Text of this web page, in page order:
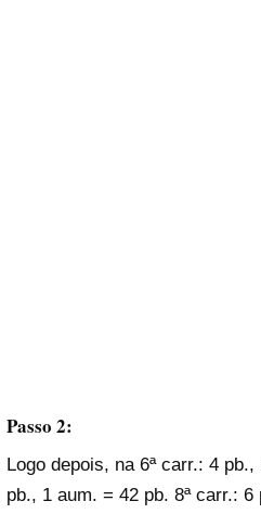
Passo 2:
Logo depois, na 6ª carr.: 4
pb., 1 aum. = 42 pb. 8ª carr.: